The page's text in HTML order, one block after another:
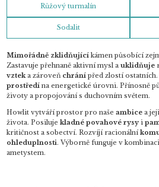
Růžový turmalín
Sodalit
Mimořádně zklidňujícíkámen působící
Zastavuje přehnaně aktivní mysl auklidňuje
vzteka zároveň chrání před zlostí
prostředí na energetické úrovni. Přínosně
životy a propojování s duchovním světem.
Howlit vytváří prostor pro našeambice a
života. Posilujekladné povahové rysy i
kritičnost a sobectví. Rozvíjí racionální
ohleduplnosti. Výborně funguje v
ametystem.